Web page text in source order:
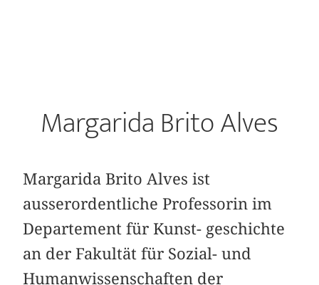
Margarida Brito Alves
Margarida Brito Alves ist
ausserordentliche Professorin im
Departement für Kunst- geschichte
an der Fakultät für Sozial- und
Humanwissenschaften der